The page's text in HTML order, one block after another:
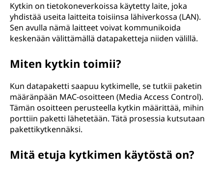
Kytkin on tietokoneverkoissa käytetty laite, joka
yhdistää useita laitteita toisiinsa lähiverkossa (LAN).
Sen avulla nämä laitteet voivat kommunikoida
keskenään välittämällä datapaketteja niiden välillä.
Miten kytkin toimii?
Kun datapaketti saapuu kytkimelle, se tutkii paketin
määränpään MAC-osoitteen (Media Access Control).
Tämän osoitteen perusteella kytkin määrittää, mihin
porttiin paketti lähetetään. Tätä prosessia kutsutaan
pakettikytkennäksi.
Mitä etuja kytkimen käytöstä on?